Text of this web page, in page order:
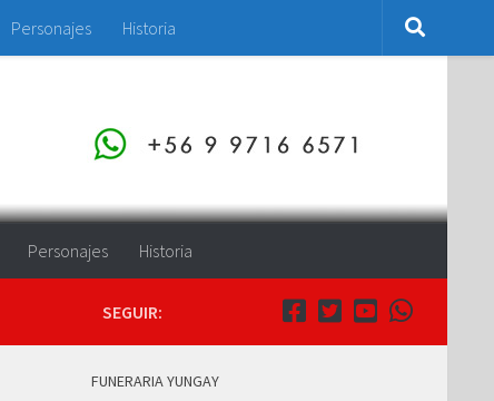
Personajes Historia
Personajes Historia
SEGUIR:
FUNERARIA YUNGAY